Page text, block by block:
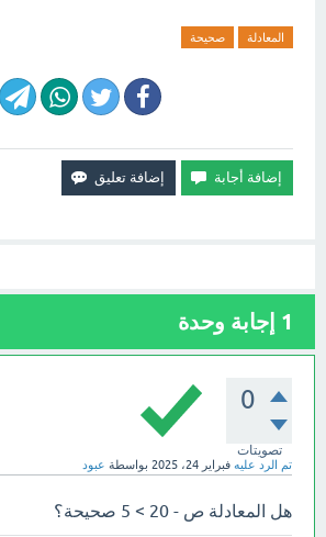
المعادلة صحيحة
1 إجابة وحدة
0
تصويتات
تم الرد عليه فبراير 24، 2025 بواسطة عبود
هل المعادلة ص - 20 > 5 صحيحة؟